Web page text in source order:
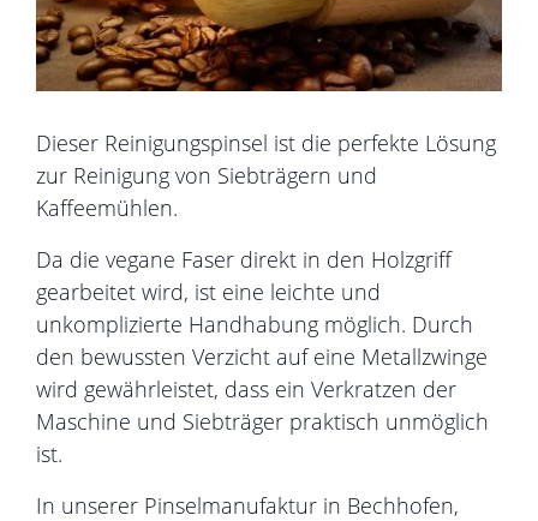
Dieser Reinigungspinsel ist die perfekte Lösung
zur Reinigung von Siebträgern und
Kaffeemühlen.
Da die vegane Faser direkt in den Holzgriff
gearbeitet wird, ist eine leichte und
unkomplizierte Handhabung möglich. Durch
den bewussten Verzicht auf eine Metallzwinge
wird gewährleistet, dass ein Verkratzen der
Maschine und Siebträger praktisch unmöglich
ist.
In unserer Pinselmanufaktur in Bechhofen,